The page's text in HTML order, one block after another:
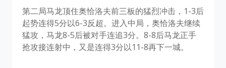
第二局马龙顶住奥恰洛夫前三板的猛烈冲击，1-3后
起势连得5分以6-3反超。进入中局，奥恰洛夫继续
猛攻，马龙8-5后被对手连追3分。8-8后马龙正手
抢攻接连射中，又是连得3分以11-8再下一城。